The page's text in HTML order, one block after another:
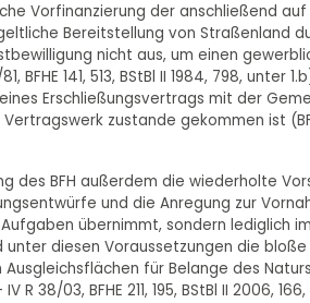
Vorfinanzierung der anschließend
Bereitstellung von Straßenland
nicht aus, um einen
BFHE 141, 513, BStBl II 1984, 798,
Erschließungsvertrags mit der
zustande gekommen ist
des BFH außerdem die wiederholte
und die Anregung zur
übernimmt, sondern lediglich
diesen Voraussetzungen die
für Belange des
38/03, BFHE 211, 195, BStBl II 2006,